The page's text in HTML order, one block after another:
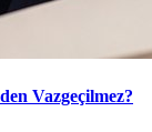
Vazgeçilmez?